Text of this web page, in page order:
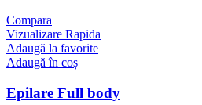
Compara
Vizualizare Rapida
Adaugă la favorite
Adaugă în coș
Epilare Full body